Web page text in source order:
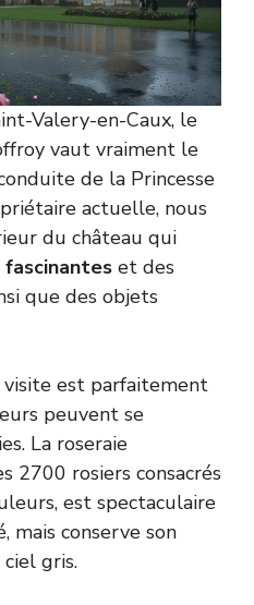
Valery-en-Caux, le
vaut vraiment le
de la Princesse
actuelle, nous
du château qui
et des
que des objets
est parfaitement
peuvent se
La roseraie
2700 rosiers consacrés
est spectaculaire
mais conserve son
gris.